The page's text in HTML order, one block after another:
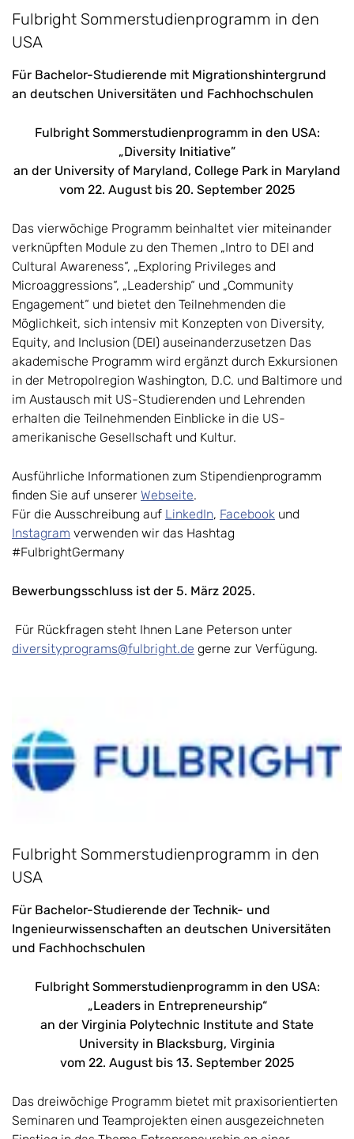
Fulbright Sommerstudienprogramm in den
USA
Für Bachelor-Studierende mit Migrationshintergrund
an deutschen Universitäten und Fachhochschulen
Fulbright Sommerstudienprogramm in den USA:
„Diversity Initiative”
an der University of Maryland, College Park in Maryland
vom 22. August bis 20. September 2025
Das vierwöchige Programm beinhaltet vier miteinander
verknüpften Module zu den Themen „Intro to DEI and
Cultural Awareness“, „Exploring Privileges and
Microaggressions“, „Leadership“ und „Community
Engagement“ und bietet den Teilnehmenden die
Möglichkeit, sich intensiv mit Konzepten von Diversity,
Equity, and Inclusion (DEI) auseinanderzusetzen Das
akademische Programm wird ergänzt durch Exkursionen
in der Metropolregion Washington, D.C. und Baltimore und
im Austausch mit US-Studierenden und Lehrenden
erhalten die Teilnehmenden Einblicke in die US-
amerikanische Gesellschaft und Kultur.
Ausführliche Informationen zum Stipendienprogramm
finden Sie auf unserer Webseite.
Für die Ausschreibung auf LinkedIn, Facebook und
Instagram verwenden wir das Hashtag
#FulbrightGermany
Bewerbungsschluss ist der 5. März 2025.
Für Rückfragen steht Ihnen Lane Peterson unter
diversityprograms@fulbright.de gerne zur Verfügung.
Fulbright Sommerstudienprogramm in den
USA
Für Bachelor-Studierende der Technik- und
Ingenieurwissenschaften an deutschen Universitäten
und Fachhochschulen
Fulbright Sommerstudienprogramm in den USA:
„Leaders in Entrepreneurship“
an der Virginia Polytechnic Institute and State
University in Blacksburg, Virginia
vom 22. August bis 13. September 2025
Das dreiwöchige Programm bietet mit praxisorientierten
Seminaren und Teamprojekten einen ausgezeichneten